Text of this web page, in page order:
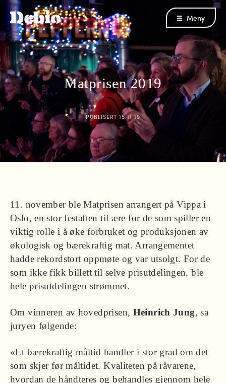
Matprisen 2019
PUBLISERT15.11.19
11. november ble Matprisen arrangert på Vippa i
Oslo, en stor festaften til ære for de som spiller en
viktig rolle i å øke forbruket og produksjonen av
økologisk og bærekraftig mat. Arrangementet
hadde rekordstort oppmøte og var utsolgt. For de
som ikke fikk billett til selve prisutdelingen, ble
hele prisutdelingen strømmet.
Om vinneren av hovedprisen, Heinrich Jung, sa
juryen følgende:
«Et bærekraftig måltid handler i stor grad om det
som skjer før måltidet. Kvaliteten på råvarene,
hvordan de håndteres og behandles gjennom hele
Meny